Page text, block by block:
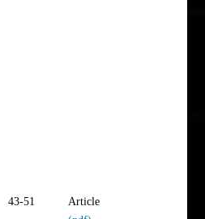
43-51
Article